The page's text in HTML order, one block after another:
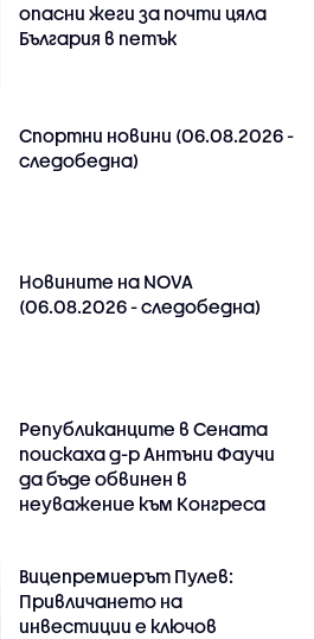
опасни жеги за почти цяла
България в петък
Спортни новини (06.08.2026 -
следобедна)
Новините на NOVA
(06.08.2026 - следобедна)
Републиканците в Сената
поискаха д-р Антъни Фаучи
да бъде обвинен в
неуважение към Конгреса
Вицепремиерът Пулев:
Привличането на
инвестиции е ключов